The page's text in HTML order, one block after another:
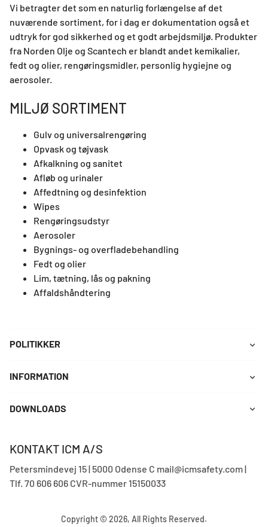
Vi betragter det som en naturlig forlængelse af det
nuværende sortiment, for i dag er dokumentation også et
udtryk for god sikkerhed og et godt arbejdsmiljø. Produkter
fra Norden Olje og Scantech er blandt andet kemikalier,
fedt og olier, rengøringsmidler, personlig hygiejne og
aerosoler.
MILJØ SORTIMENT
Gulv og universalrengøring
Opvask og tøjvask
Afkalkning og sanitet
Afløb og urinaler
Affedtning og desinfektion
Wipes
Rengøringsudstyr
Aerosoler
Bygnings- og overfladebehandling
Fedt og olier
Lim, tætning, lås og pakning
Affaldshåndtering
POLITIKKER
INFORMATION
DOWNLOADS
KONTAKT ICM A/S
Petersmindevej 15 | 5000 Odense C mail@icmsafety.com |
Tlf. 70 606 606 CVR-nummer 15150033
Copyright © 2026, All Rights Reserved.